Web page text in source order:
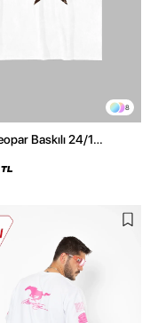
8
Baskılı 24/1